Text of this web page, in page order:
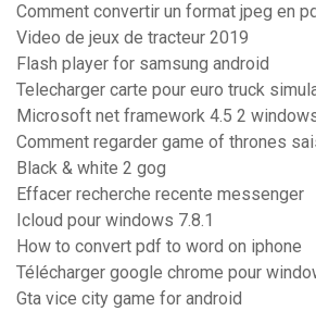
Comment convertir un format jpeg en
Video de jeux de tracteur 2019
Flash player for samsung android
Telecharger carte pour euro truck
Microsoft net framework 4.5 2
Comment regarder game of thrones
Black & white 2 gog
Effacer recherche recente messenger
Icloud pour windows 7.8.1
How to convert pdf to word on iphone
Télécharger google chrome pour
Gta vice city game for android